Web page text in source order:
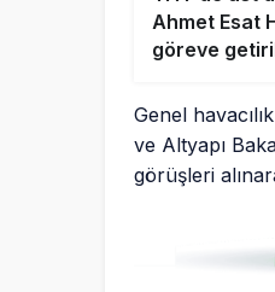
Ahmet Esat
göreve
Genel
ve Altyapı
görüşleri